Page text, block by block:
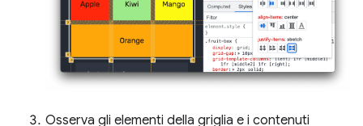
Osserva gli elementi della griglia e i contenuti